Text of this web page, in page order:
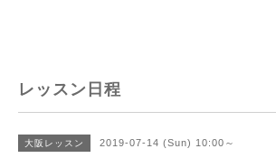
レッスン日程
大阪レッスン 2019-07-14 (Sun) 10:00～